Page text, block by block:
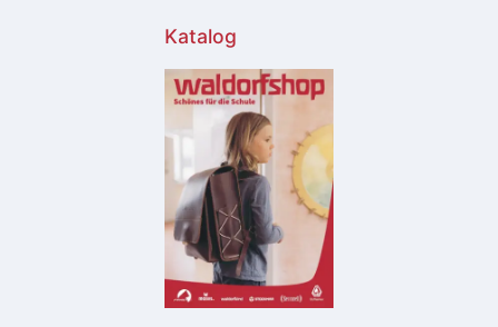
Katalog